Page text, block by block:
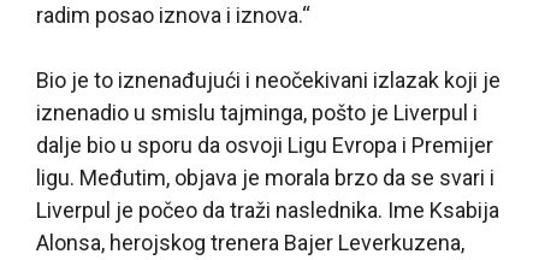
radim posao iznova i iznova.“
Bio je to iznenađujući i neočekivani izlazak koji je
iznenadio u smislu tajminga, pošto je Liverpul i
dalje bio u sporu da osvoji Ligu Evropa i Premijer
ligu. Međutim, objava je morala brzo da se svari i
Liverpul je počeo da traži naslednika. Ime Ksabija
Alonsa, herojskog trenera Bajer Leverkuzena,